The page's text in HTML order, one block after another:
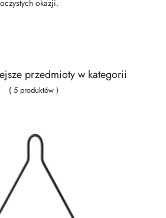
okazji.
przedmioty w kategorii
( 5 produktów )